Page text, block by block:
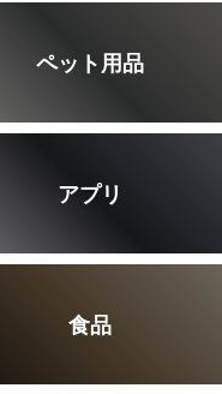
ペット用品
アプリ
食品